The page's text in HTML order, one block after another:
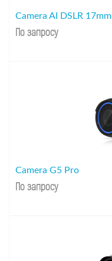
Camera AI DSLR 17mm
По запросу
Camera G5 Pro
По запросу